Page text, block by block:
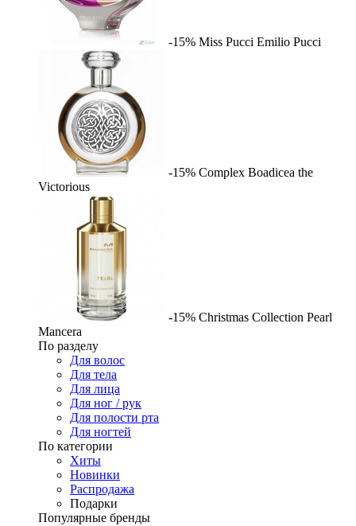
-15% Miss Pucci Emilio Pucci
-15% Complex Boadicea the
Victorious
-15% Christmas Collection Pearl
Mancera
По разделу
Для волос
Для тела
Для лица
Для ног / рук
Для полости рта
Для ногтей
По категории
Хиты
Новинки
Распродажа
Подарки
Популярные бренды